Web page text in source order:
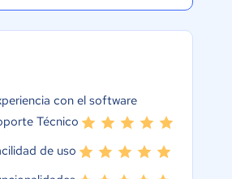
con el software
Técnico
de uso